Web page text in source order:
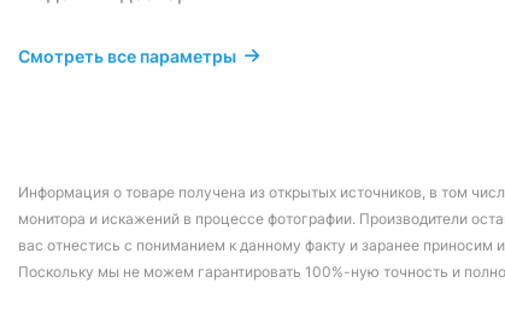
Смотреть все параметры
Информация о товаре получена из открытых источников, в том
монитора и искажений в процессе фотографии. Производители
вас отнестись с пониманием к данному факту и заранее
Поскольку мы не можем гарантировать 100%-ную точность и